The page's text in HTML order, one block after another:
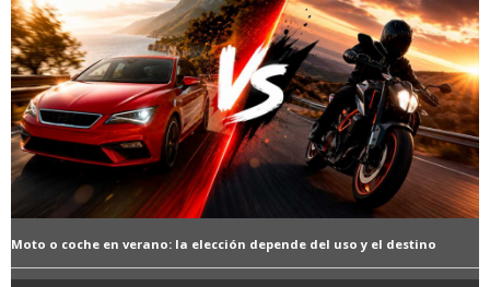
Moto o coche en verano: la elección depende del uso y el destino